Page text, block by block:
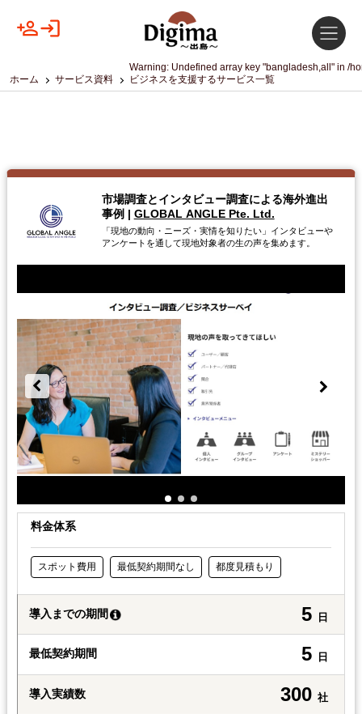
ホーム サービス資料
Warning: Undefined array key "bangladesh,all" in /
ビジネスを支援するサービス一覧
市場調査とインタビュー調査による海外進出
事例 | GLOBAL ANGLE Pte. Ltd.
「現地の動向・ニーズ・実情を知りたい」インタビューや
アンケートを通して現地対象者の生の声を集めます。
料金体系
スポット費用 最低契約期間なし 都度見積もり
導入までの期間 5 日
最低契約期間 5 日
導入実績数 300 社